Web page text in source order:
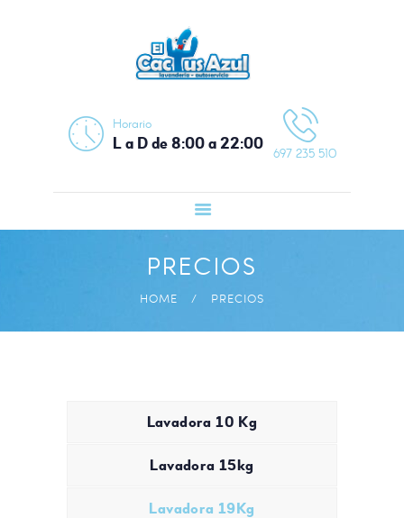
Horario
L a D de 8:00 a 22:00
697 235 510
PRECIOS
HOME PRECIOS
SERVICIOS
PRECIOS
CONTACTO /
CÓMO LLEGAR
Lavadora 10 Kg
Lavadora 15kg
Lavadora 19Kg